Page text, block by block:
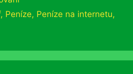
, Peníze, Peníze na internetu,